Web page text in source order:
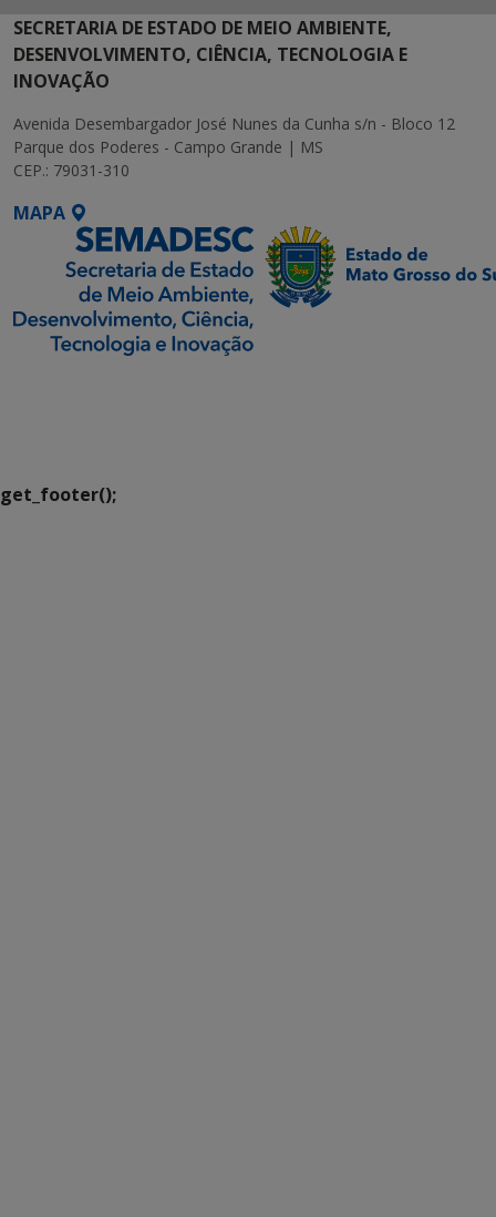
SECRETARIA DE ESTADO DE MEIO AMBIENTE,
DESENVOLVIMENTO, CIÊNCIA, TECNOLOGIA E
INOVAÇÃO
Avenida Desembargador José Nunes da Cunha s/n - Bloco 12
Parque dos Poderes - Campo Grande | MS
CEP.: 79031-310
MAPA
get_footer();